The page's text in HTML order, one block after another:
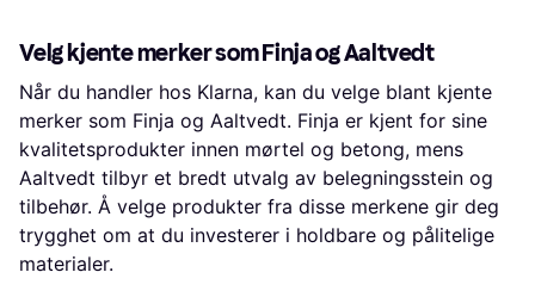
Velg kjente merker som Finja og Aaltvedt
Når du handler hos Klarna, kan du velge blant kjente
merker som Finja og Aaltvedt. Finja er kjent for sine
kvalitetsprodukter innen mørtel og betong, mens
Aaltvedt tilbyr et bredt utvalg av belegningsstein og
tilbehør. Å velge produkter fra disse merkene gir deg
trygghet om at du investerer i holdbare og pålitelige
materialer.